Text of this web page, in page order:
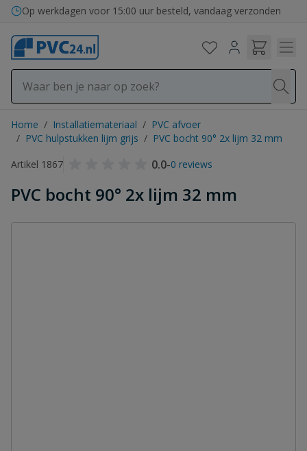
Ga naar de inhoud
Bezorging in binnen- en buitenland
Op werkdagen voor 15:00 uur besteld, vandaag verzonden
Home / Installatiemateriaal / PVC afvoer
/ PVC hulpstukken lijm grijs / PVC bocht 90° 2x lijm 32 mm
Artikel 1867
0.0-0 reviews
PVC bocht 90° 2x lijm 32 mm